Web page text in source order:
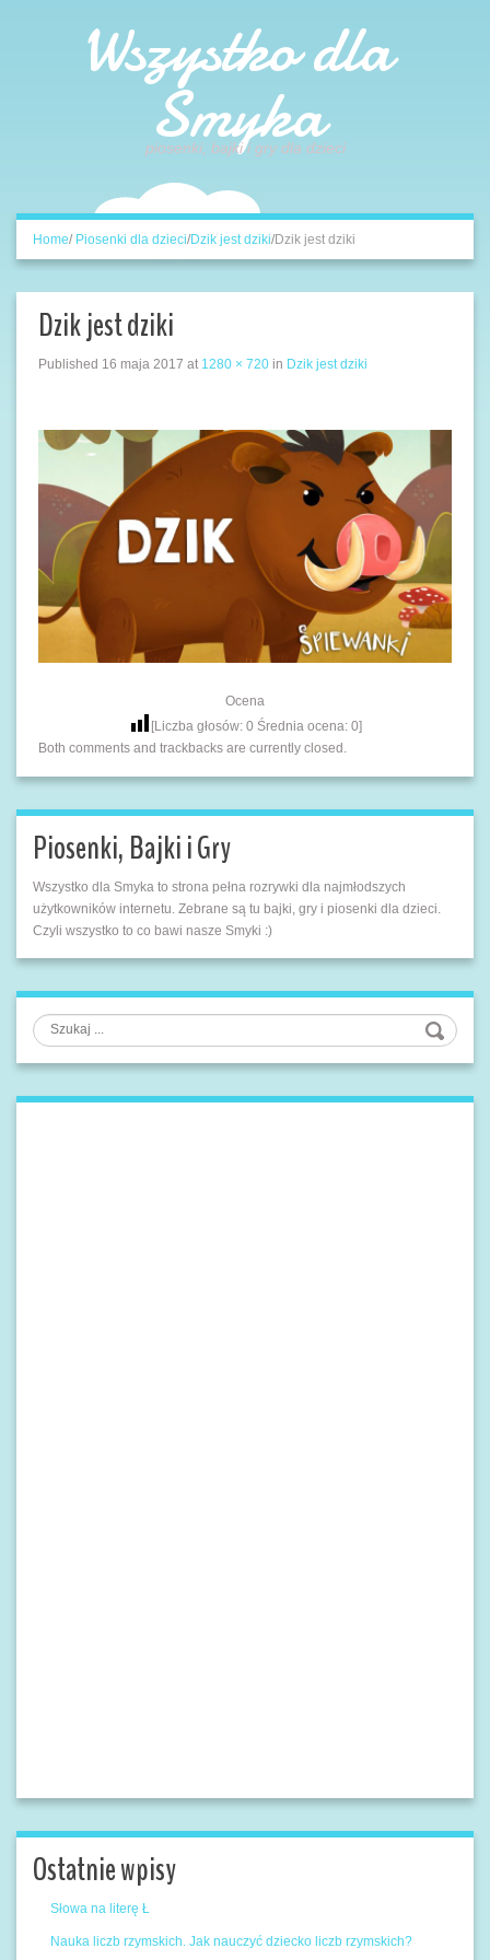
Wszystko dla
Smyka
piosenki, bajki i gry dla dzieci
Home/ Piosenki dla dzieci/Dzik jest dziki/Dzik jest dziki
Dzik jest dziki
Published 16 maja 2017 at 1280 × 720 in Dzik jest dziki
Ocena
[Liczba głosów: 0 Średnia ocena: 0]
Both comments and trackbacks are currently closed.
Piosenki, Bajki i Gry
Wszystko dla Smyka to strona pełna rozrywki dla najmłodszych
użytkowników internetu. Zebrane są tu bajki, gry i piosenki dla dzieci.
Czyli wszystko to co bawi nasze Smyki :)
Szukaj
Ostatnie wpisy
Słowa na literę Ł
Nauka liczb rzymskich. Jak nauczyć dziecko liczb rzymskich?